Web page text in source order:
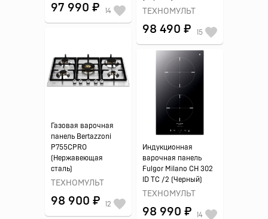
97 990 ₽ 14 ТЕХНОМУЛЬТ
98 490 ₽ 15
Газовая варочная
панель Bertazzoni
P755CPRO
(Нержавеющая
сталь)
ТЕХНОМУЛЬТ
98 900 ₽ 12
Индукционная
варочная панель
Fulgor Milano CH 302
ID TC /2 (Черный)
ТЕХНОМУЛЬТ
98 990 ₽ 14